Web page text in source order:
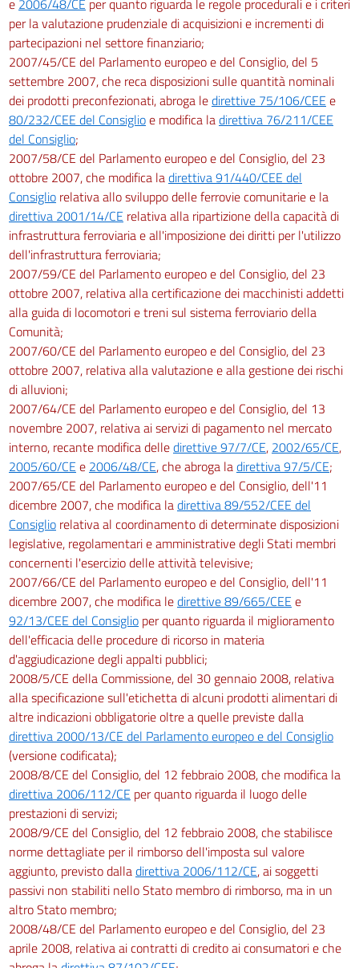
e 2006/48/CE per quanto riguarda le regole procedurali e i criteri
per la valutazione prudenziale di acquisizioni e incrementi di
partecipazioni nel settore finanziario;
2007/45/CE del Parlamento europeo e del Consiglio, del 5
settembre 2007, che reca disposizioni sulle quantità nominali
dei prodotti preconfezionati, abroga ledirettive 75/106/CEE e
80/232/CEE del Consiglioe modifica ladirettiva 76/211/CEE
del Consiglio;
2007/58/CE del Parlamento europeo e del Consiglio, del 23
ottobre 2007, che modifica ladirettiva 91/440/CEE del
Consiglio relativa allo sviluppo delle ferrovie comunitarie e la
direttiva 2001/14/CE relativa alla ripartizione della capacità di
infrastruttura ferroviaria e all'imposizione dei diritti per l'utilizzo
dell'infrastruttura ferroviaria;
2007/59/CE del Parlamento europeo e del Consiglio, del 23
ottobre 2007, relativa alla certificazione dei macchinisti addetti
alla guida di locomotori e treni sul sistema ferroviario della
Comunità;
2007/60/CE del Parlamento europeo e del Consiglio, del 23
ottobre 2007, relativa alla valutazione e alla gestione dei rischi
di alluvioni;
2007/64/CE del Parlamento europeo e del Consiglio, del 13
novembre 2007, relativa ai servizi di pagamento nel mercato
interno, recante modifica delledirettive 97/7/CE, 2002/65/CE,
2005/60/CE e 2006/48/CE, che abroga ladirettiva 97/5/CE;
2007/65/CE del Parlamento europeo e del Consiglio, dell'11
dicembre 2007, che modifica ladirettiva 89/552/CEE del
Consiglio relativa al coordinamento di determinate disposizioni
legislative, regolamentari e amministrative degli Stati membri
concernenti l'esercizio delle attività televisive;
2007/66/CE del Parlamento europeo e del Consiglio, dell'11
dicembre 2007, che modifica ledirettive 89/665/CEE e
92/13/CEE del Consiglio per quanto riguarda il miglioramento
dell'efficacia delle procedure di ricorso in materia
d'aggiudicazione degli appalti pubblici;
2008/5/CE della Commissione, del 30 gennaio 2008, relativa
alla specificazione sull'etichetta di alcuni prodotti alimentari di
altre indicazioni obbligatorie oltre a quelle previste dalla
direttiva 2000/13/CE del Parlamento europeo e del Consiglio
(versione codificata);
2008/8/CE del Consiglio, del 12 febbraio 2008, che modifica la
direttiva 2006/112/CE per quanto riguarda il luogo delle
prestazioni di servizi;
2008/9/CE del Consiglio, del 12 febbraio 2008, che stabilisce
norme dettagliate per il rimborso dell'imposta sul valore
aggiunto, previsto dalladirettiva 2006/112/CE, ai soggetti
passivi non stabiliti nello Stato membro di rimborso, ma in un
altro Stato membro;
2008/48/CE del Parlamento europeo e del Consiglio, del 23
aprile 2008, relativa ai contratti di credito ai consumatori e che